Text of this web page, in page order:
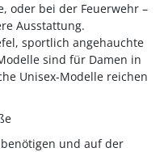
oder bei der Feuerwehr –
Ausstattung.
sportlich angehauchte
sind für Damen in
Unisex-Modelle reichen
und auf der